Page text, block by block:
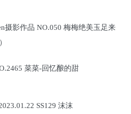
摄影作品 NO.050 梅梅绝美玉足来
菜菜-回忆酿的甜
SS129 沫沫